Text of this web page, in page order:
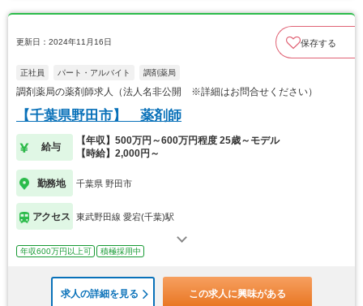
更新日：2024年11月16日 保存する
正社員 パート・アルバイト 調剤薬局
調剤薬局の薬剤師求人（法人名非公開 ※詳細はお問合せください）
【千葉県野田市】 薬剤師
給与
【年収】500万円～600万円程度 25歳～モデル
【時給】2,000円～
勤務地 千葉県 野田市
アクセス 東武野田線 愛宕(千葉)駅
年収600万円以上可 積極採用中
求人の詳細を見る この求人に興味がある